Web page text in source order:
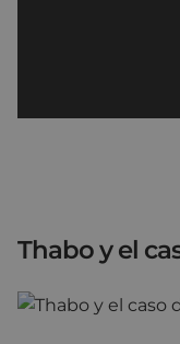
Thabo y el